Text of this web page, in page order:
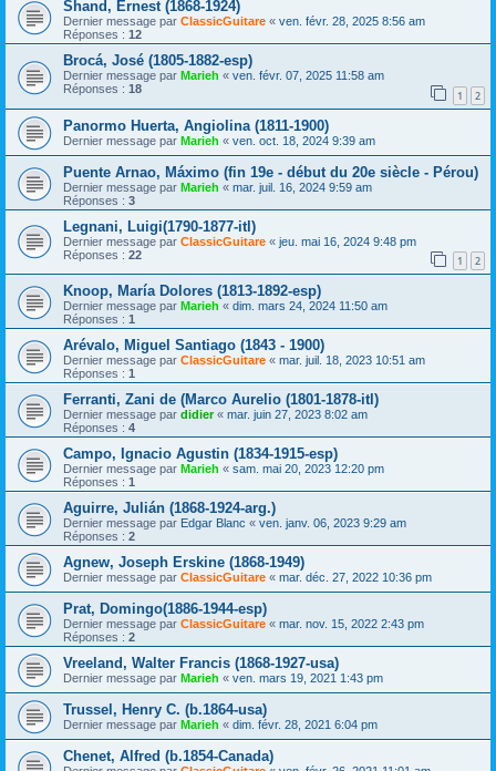
Shand, Ernest (1868-1924)
Dernier message par ClassicGuitare « ven. févr. 28, 2025 8:56 am
Réponses : 12
Brocá, José (1805-1882-esp)
Dernier message par Marieh « ven. févr. 07, 2025 11:58 am
Réponses : 18 1 2
Panormo Huerta, Angiolina (1811-1900)
Dernier message par Marieh « ven. oct. 18, 2024 9:39 am
Puente Arnao, Máximo (fin 19e - début du 20e siècle - Pérou)
Dernier message par Marieh « mar. juil. 16, 2024 9:59 am
Réponses : 3
Legnani, Luigi(1790-1877-itl)
Dernier message par ClassicGuitare « jeu. mai 16, 2024 9:48 pm
Réponses : 22 1 2
Knoop, María Dolores (1813-1892-esp)
Dernier message par Marieh « dim. mars 24, 2024 11:50 am
Réponses : 1
Arévalo, Miguel Santiago (1843 - 1900)
Dernier message par ClassicGuitare « mar. juil. 18, 2023 10:51 am
Réponses : 1
Ferranti, Zani de (Marco Aurelio (1801-1878-itl)
Dernier message par didier« mar. juin 27, 2023 8:02 am
Réponses : 4
Campo, Ignacio Agustin (1834-1915-esp)
Dernier message par Marieh « sam. mai 20, 2023 12:20 pm
Réponses : 1
Aguirre, Julián (1868-1924-arg.)
Dernier message par Edgar Blanc « ven. janv. 06, 2023 9:29 am
Réponses : 2
Agnew, Joseph Erskine (1868-1949)
Dernier message par ClassicGuitare « mar. déc. 27, 2022 10:36 pm
Prat, Domingo(1886-1944-esp)
Dernier message par ClassicGuitare « mar. nov. 15, 2022 2:43 pm
Réponses : 2
Vreeland, Walter Francis (1868-1927-usa)
Dernier message par Marieh « ven. mars 19, 2021 1:43 pm
Trussel, Henry C. (b.1864-usa)
Dernier message par Marieh « dim. févr. 28, 2021 6:04 pm
Chenet, Alfred (b.1854-Canada)